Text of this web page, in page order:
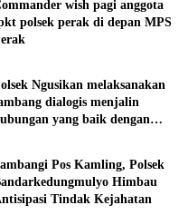
wish pagi anggota
polsek perak di depan MPS
Polsek Jajaran
Ngusikan melaksanakan
dialogis menjalin
yang baik dengan
Polsek Jajaran
Pos Kamling, Polsek
Himbau
Tindak Kejahatan